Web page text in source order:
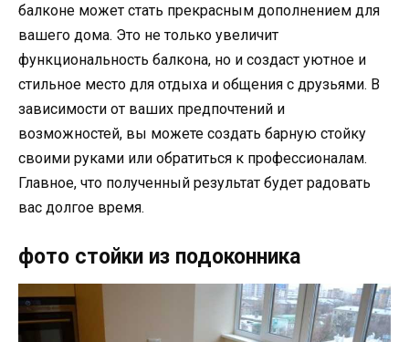
балконе может стать прекрасным дополнением для
вашего дома. Это не только увеличит
функциональность балкона, но и создаст уютное и
стильное место для отдыха и общения с друзьями. В
зависимости от ваших предпочтений и
возможностей, вы можете создать барную стойку
своими руками или обратиться к профессионалам.
Главное, что полученный результат будет радовать
вас долгое время.
фото стойки из подоконника